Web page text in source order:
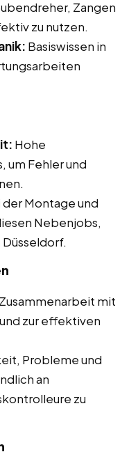
Zangen
zu nutzen.
Basiswissen in
Hohe
um Fehler und
Montage und
Nebenjobs,
mit
zur effektiven
Probleme und
an
zu